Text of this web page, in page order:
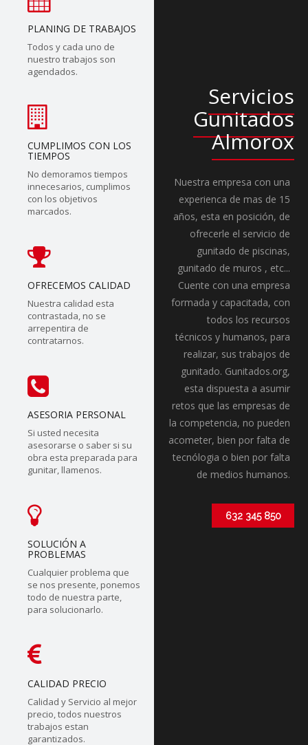
PLANING DE TRABAJOS
Todos y cada uno de
nuestro trabajos son
agendados.
CUMPLIMOS CON LOS
TIEMPOS
No demoramos tiempos
innecesarios, cumplimos
con los objetivos
marcados.
OFRECEMOS CALIDAD
Nuestra calidad esta
contrastada, no se
arrepentira de
contratarnos.
ASESORIA PERSONAL
Si usted necesita
asesorarse o saber si su
obra esta preparada para
gunitar, llamenos.
SOLUCIÓN A
PROBLEMAS
Cualquier problema que
se nos presente, ponemos
todo de nuestra parte,
para solucionarlo.
CALIDAD PRECIO
Calidad y Servicio al mejor
precio, todos nuestros
trabajos estan
garantizados.
Servicios
Gunitados
Almorox
Nuestra empresa con una
experienca de mas de 15
años, esta en posición, de
ofrecerle el servicio de
gunitado de piscinas,
gunitado de muros , etc...
Cuente con una empresa
formada y capacitada, con
todos los recursos
técnicos y humanos, para
realizar, sus trabajos de
gunitado. Gunitados.org,
esta dispuesta a asumir
retos que las empresas de
la competencia, no pueden
acometer, bien por falta de
tecnólogia o bien por falta
de medios humanos.
632 345 850